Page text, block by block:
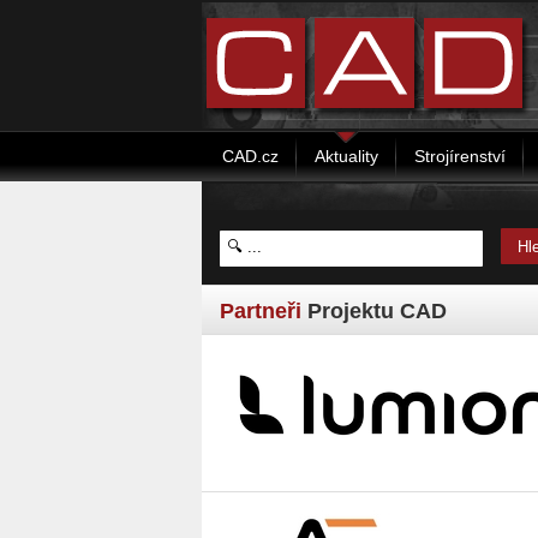
CAD.cz Aktuality Strojírenství
Partneři Projektu CAD